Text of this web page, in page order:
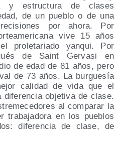
y estructura de clases
de un pueblo o de una
por ahora. Por
vive 15 años
proletariado yanqui. Por
de Saint Gervasi en
de edad de 81 años, pero
de 73 años. La burguesía
calidad de vida que el
diferencia objetiva de clase.
al comparar la
trabajadora en los pueblos
diferencia de clase, de